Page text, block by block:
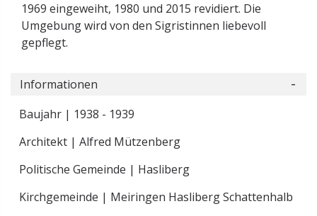
1969 eingeweiht, 1980 und 2015 revidiert. Die
Umgebung wird von den Sigristinnen liebevoll
gepflegt.
Informationen
Baujahr | 1938 - 1939
Architekt | Alfred Mützenberg
Politische Gemeinde | Hasliberg
Kirchgemeinde | Meiringen Hasliberg Schattenhalb